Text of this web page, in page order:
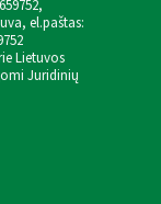
el.paštas:
Lietuvos
Juridinių